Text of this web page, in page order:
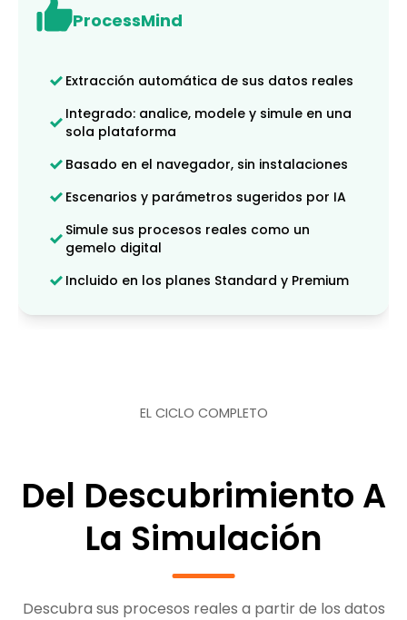
ProcessMind
Extracción automática de sus datos reales
Integrado: analice, modele y simule en una
sola plataforma
Basado en el navegador, sin instalaciones
Escenarios y parámetros sugeridos por IA
Simule sus procesos reales como un
gemelo digital
Incluido en los planes Standard y Premium
EL CICLO COMPLETO
Del Descubrimiento A
La Simulación
Descubra sus procesos reales a partir de los datos